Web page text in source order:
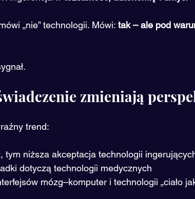
„nie” technologii. Mówi: tak – ale pod
zmieniają
trend:
tym niższa akceptacja technologii
dotyczą technologii medycznych
mózg–komputer i technologii „ciało